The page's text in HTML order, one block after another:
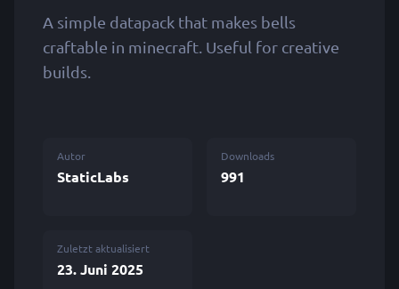
A simple datapack that makes bells
craftable in minecraft. Useful for creative
builds.
Autor
StaticLabs
Downloads
991
Zuletzt aktualisiert
23. Juni 2025